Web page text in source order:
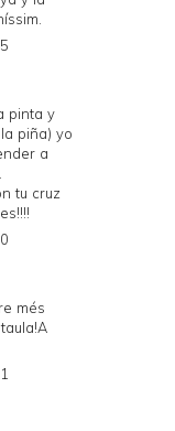
pinta y
piña) yo
a
tu cruz
més